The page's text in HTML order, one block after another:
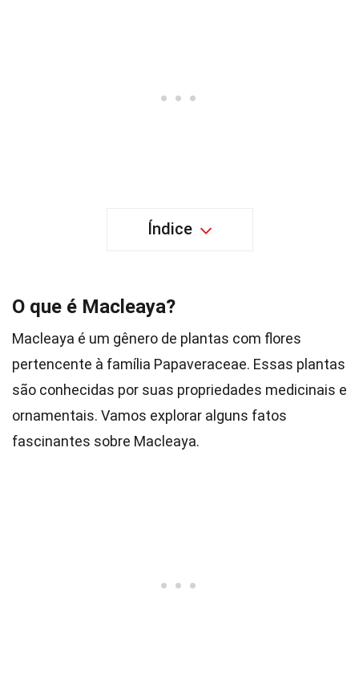
Índice
O que é Macleaya?
Macleaya é um gênero de plantas com flores
pertencente à família Papaveraceae. Essas plantas
são conhecidas por suas propriedades medicinais e
ornamentais. Vamos explorar alguns fatos
fascinantes sobre Macleaya.